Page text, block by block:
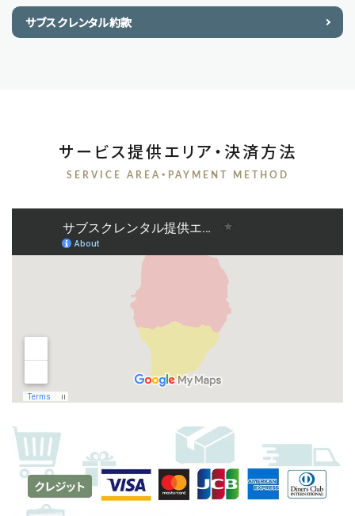
サブスクレンタル約款
サービス提供エリア・決済方法
SERVICE AREA・PAYMENT METHOD